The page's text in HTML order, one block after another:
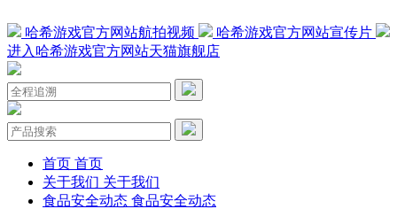
哈希游戏官方网站航拍视频
哈希游戏官方网站宣传片
进入哈希游戏官方网站天猫旗舰店
首页 首页
关于我们 关于我们
食品安全动态 食品安全动态